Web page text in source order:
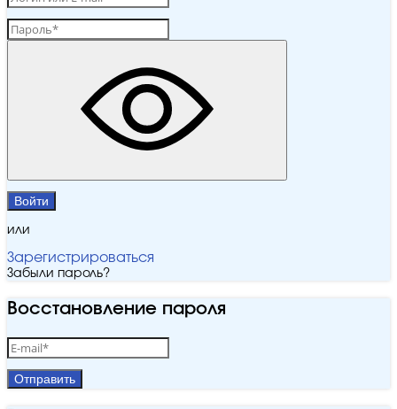
Войти
или
Зарегистрироваться
Забыли пароль?
Восстановление пароля
Отправить